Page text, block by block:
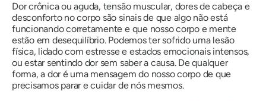
Dor crônica ou aguda, tensão muscular, dores de cabeça e
desconforto no corpo são sinais de que algo não está
funcionando corretamente e que nosso corpo e mente
estão em desequilíbrio. Podemos ter sofrido uma lesão
física, lidado com estresse e estados emocionais intensos,
ou estar sentindo dor sem saber a causa. De qualquer
forma, a dor é uma mensagem do nosso corpo de que
precisamos parar e cuidar de nós mesmos.